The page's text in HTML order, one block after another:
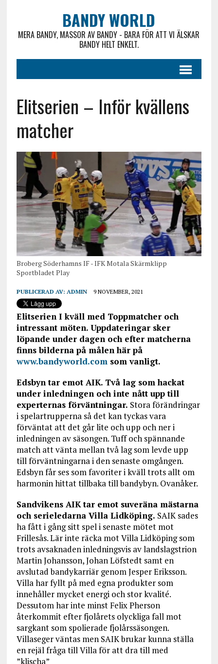
BANDY WORLD
MERA BANDY, MASSOR AV BANDY - BARA FÖR ATT VI ÄLSKAR
BANDY HELT ENKELT.
Elitserien – Inför kvällens
matcher
Broberg Söderhamns IF - IFK Motala Skärmklipp
Sportbladet Play
PUBLICERAD AV: ADMIN 9 NOVEMBER, 2021
Elitserien I kväll med Toppmatcher och
intressant möten. Uppdateringar sker
löpande under dagen och efter matcherna
finns bilderna på målen här på
www.bandyworld.comsom vanligt.
Edsbyn tar emot AIK. Två lag som hackat
under inledningen och inte nått upp till
experternas förväntningar. Stora förändringar
i spelartrupperna så det kan tyckas vara
förväntat att det går lite och upp och ner i
inledningen av säsongen. Tuff och spännande
match att vänta mellan två lag som levde upp
till förväntningarna i den senaste omgången.
Edsbyn får ses som favoriter i kväll trots allt om
harmonin hittat tillbaka till bandybyn. Ovanåker.
Sandvikens AIK tar emot suveräna mästarna
och serieledarna Villa Lidköping. SAIK sades
ha fått i gång sitt spel i senaste mötet mot
Frillesås. Lär inte räcka mot Villa Lidköping som
trots avsaknaden inledningsvis av landslagstrion
Martin Johansson, Johan Löfstedt samt en
avslutad bandykarriär genom Jesper Eriksson.
Villa har fyllt på med egna produkter som
innehåller mycket energi och stor kvalité.
Dessutom har inte minst Felix Pherson
återkommit efter fjolårets olyckliga fall mot
sargkant som spolierade fjolårssäsongen.
Villaseger väntas men SAIK brukar kunna ställa
en rejäl fråga till Villa för att dra till med
”klischa”